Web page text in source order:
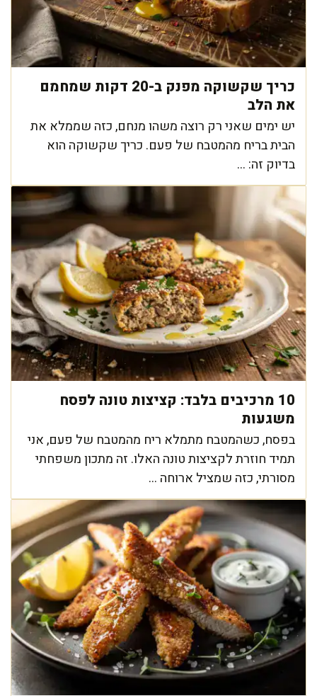
כריך שקשוקה מפנק ב-20 דקות שמחמם
את הלב
יש ימים שאני רק רוצה משהו מנחם, כזה שממלא את
הבית בריח מהמטבח של פעם. כריך שקשוקה הוא
בדיוק זה: ...
10 מרכיבים בלבד: קציצות טונה לפסח
משגעות
בפסח, כשהמטבח מתמלא ריח מהמטבח של פעם, אני
תמיד חוזרת לקציצות טונה האלו. זה מתכון משפחתי
מסורתי, כזה שמציל ארוחה ...